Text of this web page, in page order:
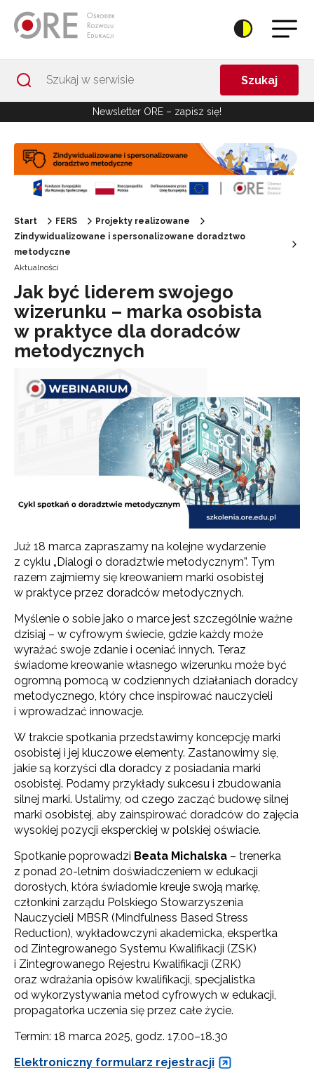
Szukaj
Newsletter ORE – zapisz się!
Start FERS
Projekty realizowane
Zindywidualizowane i spersonalizowane doradztwo
metodyczne
Aktualności
Jak być liderem swojego
wizerunku – marka osobista
w praktyce dla doradców
metodycznych
Już 18 marca zapraszamy na kolejne wydarzenie
z cyklu „Dialogi o doradztwie metodycznym”. Tym
razem zajmiemy się kreowaniem marki osobistej
w praktyce przez doradców metodycznych.
Myślenie o sobie jako o marce jest szczególnie ważne
dzisiaj – w cyfrowym świecie, gdzie każdy może
wyrażać swoje zdanie i oceniać innych. Teraz
świadome kreowanie własnego wizerunku może być
ogromną pomocą w codziennych działaniach doradcy
metodycznego, który chce inspirować nauczycieli
i wprowadzać innowacje.
W trakcie spotkania przedstawimy koncepcję marki
osobistej i jej kluczowe elementy. Zastanowimy się,
jakie są korzyści dla doradcy z posiadania marki
osobistej. Podamy przykłady sukcesu i zbudowania
silnej marki. Ustalimy, od czego zacząć budowę silnej
marki osobistej, aby zainspirować doradców do zajęcia
wysokiej pozycji eksperckiej w polskiej oświacie.
Spotkanie poprowadzi Beata Michalska – trenerka
z ponad 20-letnim doświadczeniem w edukacji
dorosłych, która świadomie kreuje swoją markę,
członkini zarządu Polskiego Stowarzyszenia
Nauczycieli MBSR (Mindfulness Based Stress
Reduction), wykładowczyni akademicka, ekspertka
od Zintegrowanego Systemu Kwalifikacji (ZSK)
i Zintegrowanego Rejestru Kwalifikacji (ZRK)
oraz wdrażania opisów kwalifikacji, specjalistka
od wykorzystywania metod cyfrowych w edukacji,
propagatorka uczenia się przez całe życie.
Termin: 18 marca 2025, godz. 17.00–18.30
Elektroniczny formularz rejestracji